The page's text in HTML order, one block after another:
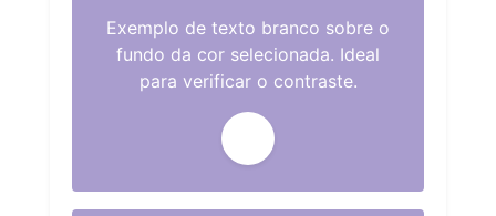
Exemplo de texto branco sobre o
fundo da cor selecionada. Ideal
para verificar o contraste.